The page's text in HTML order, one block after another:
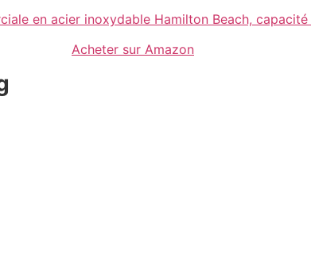
en acier inoxydable Hamilton Beach,
Acheter sur Amazon